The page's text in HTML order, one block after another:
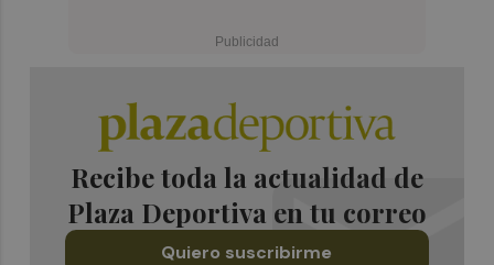
Recibe toda la actualidad de
Plaza Deportiva en tu correo
Quiero suscribirme